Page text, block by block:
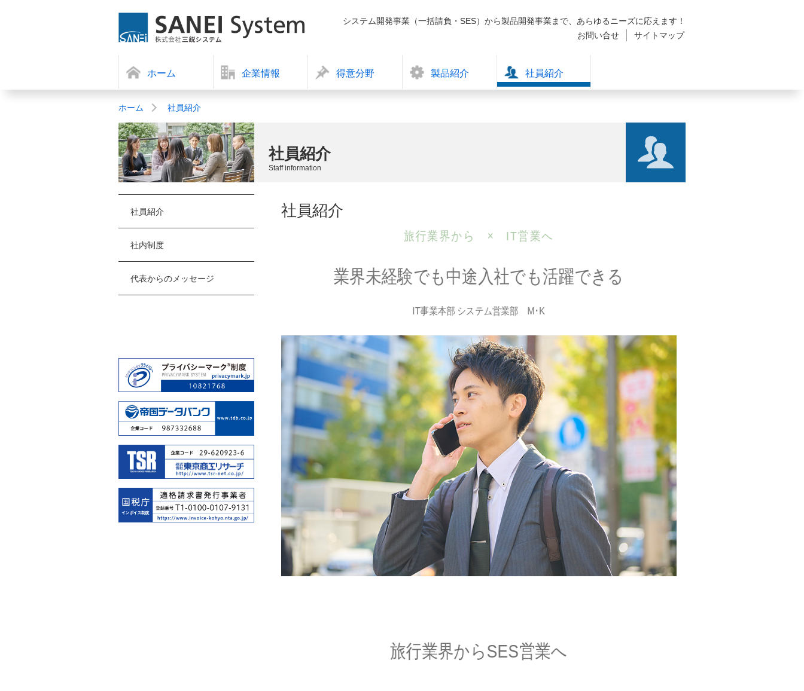
システム開発事業（一括請負・SES）から製品開発事業まで、あらゆるニーズに応えます！
お問い合せ
サイトマップ
ホーム 企業情報 得意分野 製品紹介 社員紹介
ホーム 社員紹介
社員紹介
Staff information
社員紹介
旅行業界から × IT営業へ
業界未経験でも中途入社でも活躍できる
IT事業本部 システム営業部 M･K
旅行業界からSES営業へ
社員紹介
社内制度
代表からのメッセージ